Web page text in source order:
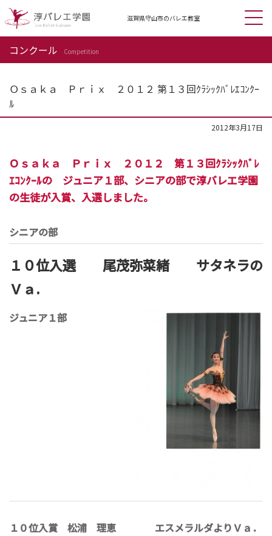
滋賀県守山市のバレエ教室
コンクール Competition
Ｏｓａｋａ Ｐｒｉｘ ２０１２ 第１３回ｸﾗｼｯｸﾊﾞﾚｴｺﾝｸｰ
ﾙ
2012年3月17日
Ｏｓａｋａ Ｐｒｉｘ ２０１２ 第１３回ｸﾗｼｯｸﾊﾞﾚ
ｴｺﾝｸｰﾙの ジュニア１部、シニアの部で淳バレエ学園
の生徒が入賞、入選しました。
シニアの部
１０位入選 尾茂弥菜緒 サタネラの
Ｖａ.
ジュニア１部
１０位入賞 松浦 理恵 エスメラルダよりＶａ．